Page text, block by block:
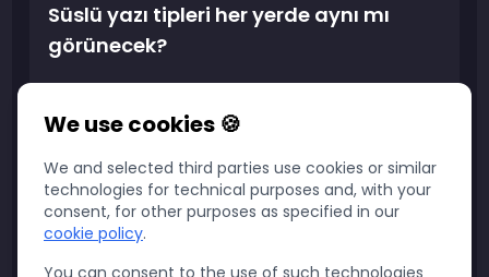
Süslü yazı tipleri her yerde aynı mı
görünecek?
Bu yazı tiplerini kullanmak için
herhangi bir şey yüklemem gerekiyor
mu?
We use cookies 🍪
We and selected third parties use cookies or similar
technologies for technical purposes and, with your
consent, for other purposes as specified in our
cookie policy.
You can consent to the use of such technologies